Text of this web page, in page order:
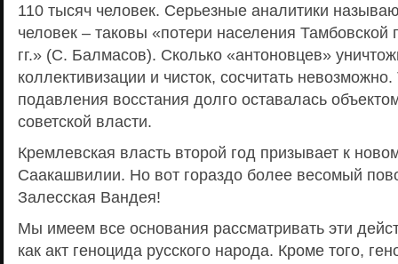
110 тысяч человек. Серьезные аналитики
человек – таковы «потери населения Тамбовской
гг.» (С. Балмасов). Сколько «антоновцев»
коллективизации и чисток, сосчитать
подавления восстания долго оставалась
советской власти.
Кремлевская власть второй год призывает к
Саакашвилии. Но вот гораздо более весомый
Залесская Вандея!
Мы имеем все основания рассматривать эти
как акт геноцида русского народа. Кроме того,